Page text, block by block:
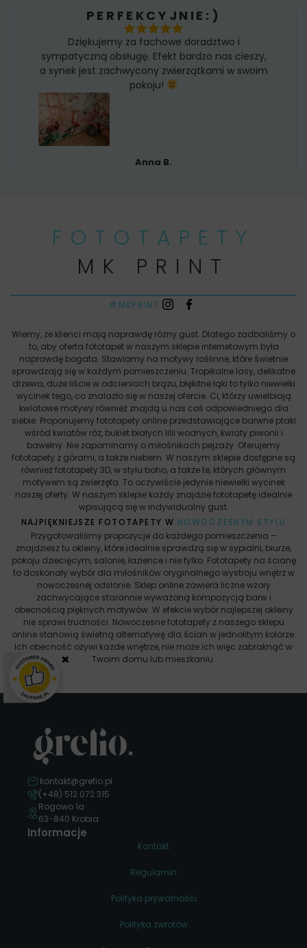
PERFEKCYJNIE:)
Dziękujemy za fachowe doradztwo i
sympatyczną obsługę. Efekt bardzo nas cieszy,
a synek jest zachwycony zwierzątkami w swoim
pokoju!
Anna B.
FOTOTAPETY
MK PRINT
#MKPRINT
Wiemy, że klienci mają naprawdę różny gust. Dlatego zadbaliśmy o
to, aby oferta fototapet w naszym sklepie internetowym była
naprawdę bogata. Stawiamy na motywy roślinne, które świetnie
sprawdzają się w każdym pomieszczeniu. Tropikalne lasy, delikatne
drzewa, duże liście w odcieniach brązu, błękitne łąki to tylko niewielki
wycinek tego, co znalazło się w naszej ofercie. Ci, którzy uwielbiają
kwiatowe motywy również znajdą u nas coś odpowiedniego dla
siebie. Proponujemy fototapety online przedstawiające barwne ptaki
wśród kwiatów róż, bukiet białych lilii wodnych, kwiaty piwonii i
bawełny. Nie zapominamy o miłośnikach pejzaży. Oferujemy
fototapety z górami, a także niebem. W naszym sklepie dostępne są
również fototapety 3D, w stylu boho, a także te, których głównym
motywem są zwierzęta. To oczywiście jedynie niewielki wycinek
naszej oferty. W naszym sklepie każdy znajdzie fototapetę idealnie
wpisującą się w indywidualny gust.
NAJPIĘKNIEJSZE FOTOTAPETY W NOWOCZESNYM STYLU
Przygotowaliśmy propozycje do każdego pomieszczenia –
znajdziesz tu okleiny, które idealnie sprawdzą się w sypialni, biurze,
pokoju dziecięcym, salonie, łazience i nie tylko. Fototapety na ścianę
to doskonały wybór dla miłośników oryginalnego wystroju wnętrz w
nowoczesnej odsłonie. Sklep online zawiera liczne wzory
zachwycające starannie wyważoną kompozycją barw i
obecnością pięknych motywów. W efekcie wybór najlepszej okleiny
nie sprawi trudności. Nowoczesne fototapety z naszego sklepu
online stanowią świetną alternatywę dla ścian w jednolitym kolorze.
Ich obecność ożywi każde wnętrze, nie może ich więc zabraknąć w
Twoim domu lub mieszkaniu.
kontakt@grefio.pl
(+48) 512 072 315
Rogowo 1a
63-840 Krobia
Informacje
Kontakt
Regulamin
Polityka prywatności
Polityka zwrotów
×